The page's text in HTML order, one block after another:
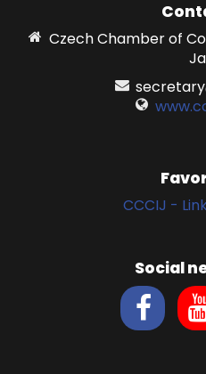
Czech Chamber of
CCCIJ -
Social